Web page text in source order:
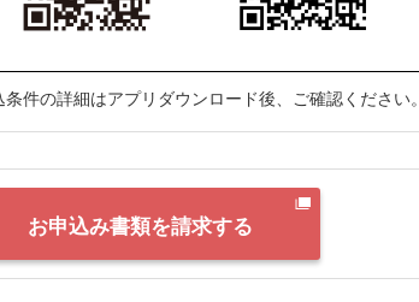
条件の詳細はアプリダウンロード後、ご確認ください。
お申込み書類を請求する